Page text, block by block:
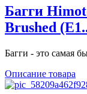
Багги
Brushed
Багги - это самая
Описание товара